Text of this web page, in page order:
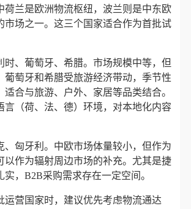
荷兰是欧洲物流枢纽，波兰则是中东欧
市场之一。这三个国家适合作为首批试
时、葡萄牙、希腊。市场规模中等，但
葡萄牙和希腊受旅游经济带动，季节性
适合与旅游、户外、家居等品类结合。
言（荷、法、德）环境，对本地化内容
、匈牙利。中欧市场体量较小，但作为
以作为辐射周边市场的补充。尤其是捷
实，B2B采购需求存在一定空间。
运营国家时，建议优先考虑物流通达